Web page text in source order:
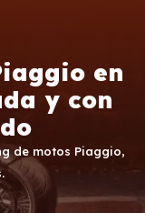
en
y con
de motos Piaggio,